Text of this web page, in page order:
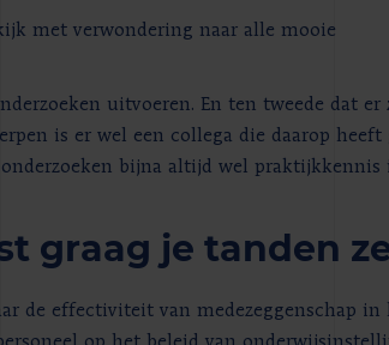
met verwondering naar alle mooie
uitvoeren. En ten tweede dat er
is er wel een collega die daarop heeft
bijna altijd wel
graag je tanden
de effectiviteit van medezeggenschap in